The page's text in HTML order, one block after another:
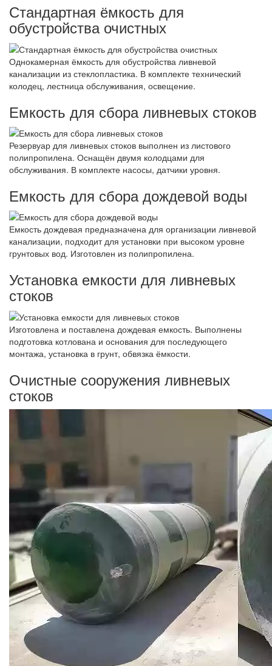
Стандартная ёмкость для
обустройства очистных
Однокамерная ёмкость для обустройства ливневой
канализации из стеклопластика. В комплекте технический
колодец, лестница обслуживания, освещение.
Емкость для сбора ливневых стоков
Резервуар для ливневых стоков выполнен из листового
полипропилена. Оснащён двумя колодцами для
обслуживания. В комплекте насосы, датчики уровня.
Емкость для сбора дождевой воды
Емкость дождевая предназначена для организации ливневой
канализации, подходит для установки при высоком уровне
грунтовых вод. Изготовлен из полипропилена.
Установка емкости для ливневых
стоков
Изготовлена и поставлена дождевая емкость. Выполнены
подготовка котлована и основания для последующего
монтажа, установка в грунт, обвязка ёмкости.
Очистные сооружения ливневых
стоков